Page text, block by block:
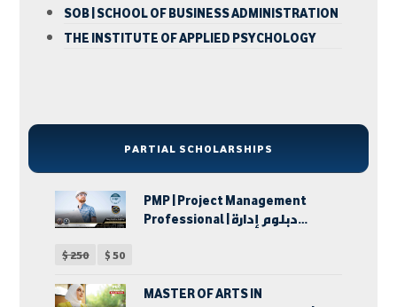
SOB | SCHOOL OF BUSINESS ADMINISTRATION
THE INSTITUTE OF APPLIED PSYCHOLOGY
PARTIAL SCHOLARSHIPS
PMP | Project Management
Professional | دبلوم إدارة
$250 $50
MASTER OF ARTS IN